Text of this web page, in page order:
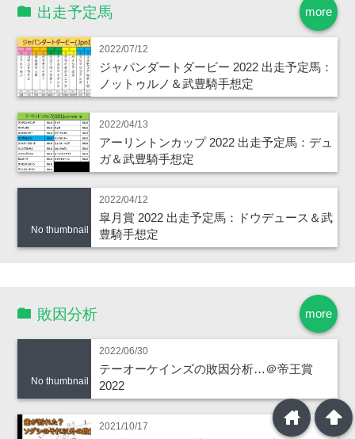
more
出走予定馬
2022/07/12
ジャパンダートダービー 2022 出走予定馬：
ノットゥルノ＆武豊騎手想定
2022/04/13
アーリントンカップ 2022 出走予定馬：デュ
ガ＆武豊騎手想定
No thumbnail
2022/04/12
皐月賞 2022 出走予定馬：ドウデュース＆武
豊騎手想定
more
敗因分析
No thumbnail
2022/06/30
テーオーケインズの敗因分析…＠帝王賞
2022
2021/10/17 arrowup
home